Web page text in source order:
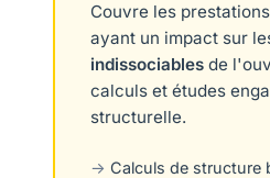
Couvre les
ayant un impact sur
indissociables de
calculs et études
structurelle.
Calculs de structure